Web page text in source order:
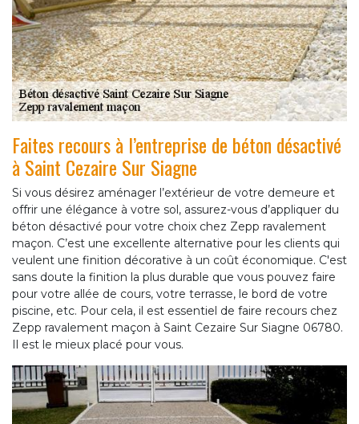
Faites recours à l’entreprise de béton désactivé
à Saint Cezaire Sur Siagne
Si vous désirez aménager l’extérieur de votre demeure et
offrir une élégance à votre sol, assurez-vous d’appliquer du
béton désactivé pour votre choix chez Zepp ravalement
maçon. C’est une excellente alternative pour les clients qui
veulent une finition décorative à un coût économique. C'est
sans doute la finition la plus durable que vous pouvez faire
pour votre allée de cours, votre terrasse, le bord de votre
piscine, etc. Pour cela, il est essentiel de faire recours chez
Zepp ravalement maçon à Saint Cezaire Sur Siagne 06780.
Il est le mieux placé pour vous.